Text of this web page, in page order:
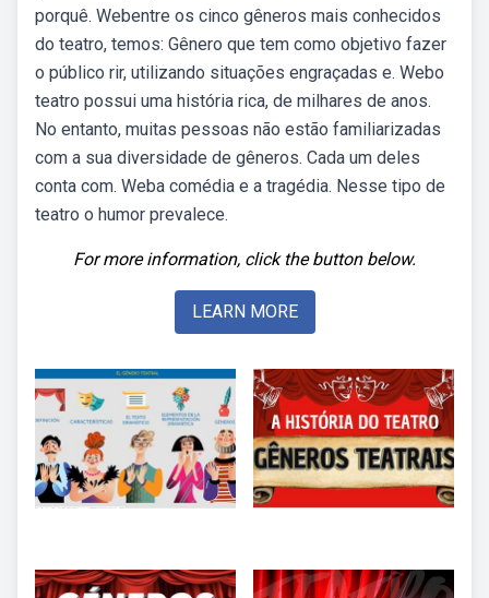
porquê. Webentre os cinco gêneros mais conhecidos
do teatro, temos: Gênero que tem como objetivo fazer
o público rir, utilizando situações engraçadas e. Webo
teatro possui uma história rica, de milhares de anos.
No entanto, muitas pessoas não estão familiarizadas
com a sua diversidade de gêneros. Cada um deles
conta com. Weba comédia e a tragédia. Nesse tipo de
teatro o humor prevalece.
For more information, click the button below.
LEARN MORE